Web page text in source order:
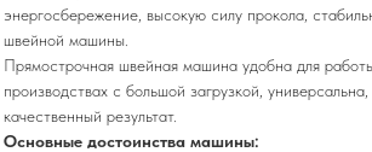
энергосбережение, высокую силу прокола,
швейной машины.
Прямострочная швейная машина удобна для
производствах с большой загрузкой,
качественный результат.
Основные достоинства машины: